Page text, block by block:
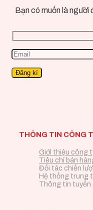
Bạn có muốn là người
THÔNG TIN CÔNG
Giới thiệu công
Tiêu chí bán
Đối tác chiến
Hệ thống trung
Thông tin tuyển